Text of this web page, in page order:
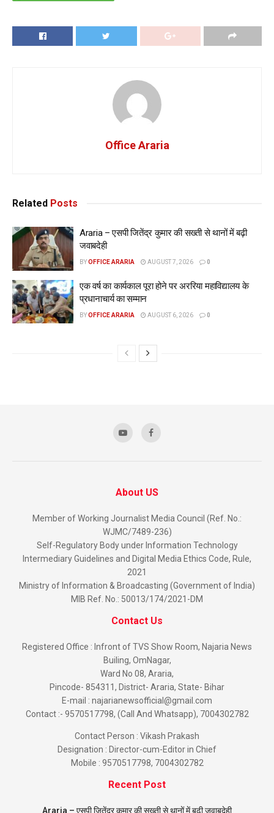
Office Araria
Related Posts
Araria – एसपी जितेंद्र कुमार की सख्ती से थानों में बढ़ी
जवाबदेही
BYOFFICE ARARIA AUGUST 7, 2026 0
एक वर्ष का कार्यकाल पूरा होने पर अररिया महाविद्यालय के
प्रधानाचार्य का सम्मान
BYOFFICE ARARIA AUGUST 6, 2026 0
About US
Member of Working Journalist Media Council (Ref. No.:
WJMC/7489-236)
Self-Regulatory Body under Information Technology
Intermediary Guidelines and Digital Media Ethics Code, Rule,
2021
Ministry of Information & Broadcasting (Government of India)
MIB Ref. No.: 50013/174/2021-DM
Contact Us
Registered Office : Infront of TVS Show Room, Najaria News
Builing, OmNagar,
Ward No 08, Araria,
Pincode- 854311, District- Araria, State- Bihar
E-mail : najarianewsofficial@gmail.com
Contact :- 9570517798, (Call And Whatsapp), 7004302782
Contact Person : Vikash Prakash
Designation : Director-cum-Editor in Chief
Mobile : 9570517798, 7004302782
Recent Post
Araria – एसपी जितेंद्र कुमार की सख्ती से थानों में बढ़ी जवाबदेही